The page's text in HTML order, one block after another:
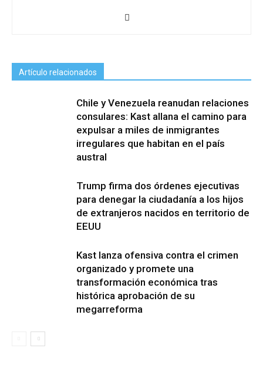
Artículo relacionados
Chile y Venezuela reanudan relaciones
consulares: Kast allana el camino para
expulsar a miles de inmigrantes
irregulares que habitan en el país
austral
Trump firma dos órdenes ejecutivas
para denegar la ciudadanía a los hijos
de extranjeros nacidos en territorio de
EEUU
Kast lanza ofensiva contra el crimen
organizado y promete una
transformación económica tras
histórica aprobación de su
megarreforma